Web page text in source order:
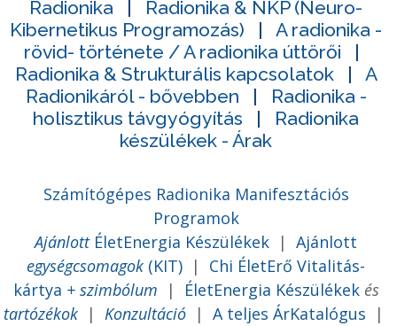
Radionika
Radionika & NKP (Neuro-
Kibernetikus Programozás) | A radionika -
rövid- története / A radionika úttörői |
Radionika & Strukturális kapcsolatok| A
Radionikáról - bővebben | Radionika -
holisztikus távgyógyítás | Radionika
készülékek - Árak
Számítógépes Radionika Manifesztációs
Programok
Ajánlott ÉletEnergia Készülékek | Ajánlott
egységcsomagok (KIT) | Chi ÉletErő Vitalitás-
kártya + szimbólum | ÉletEnergia Készülékek és
tartózékok | Konzultáció | A teljes ÁrKatalógus |